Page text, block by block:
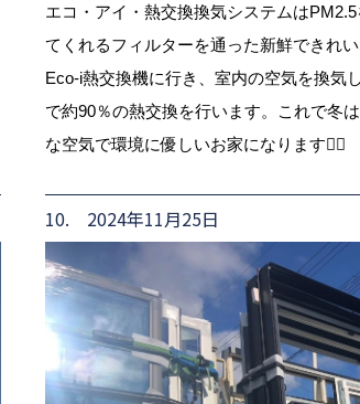
エコ・アイ・熱交換換気システムは
てくれるフィルターを通った新鮮できれ
Eco-i熱交換機に行き、室内の空気を換気
で約90％の熱交換を行います。これで冬
な空気で環境に優しいお家になります🙆‍♂️
10. 2024年11月25日